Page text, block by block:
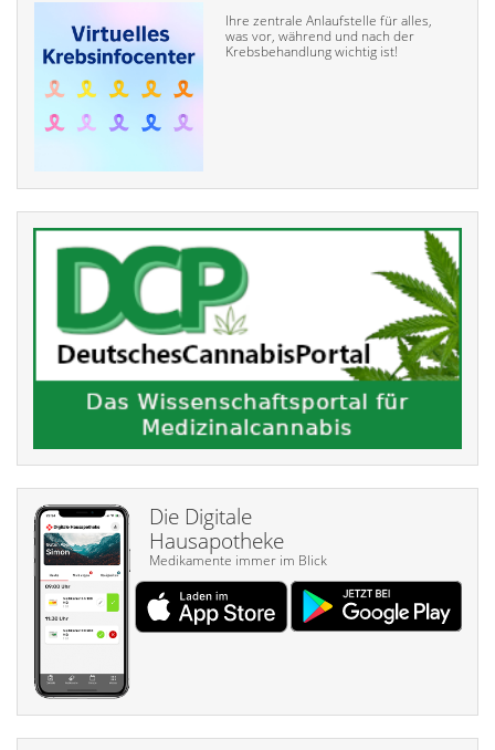
Ihre zentrale Anlaufstelle für alles,
was vor, während und nach der
Krebsbehandlung wichtig ist!
Die Digitale
Hausapotheke
Medikamente immer im Blick